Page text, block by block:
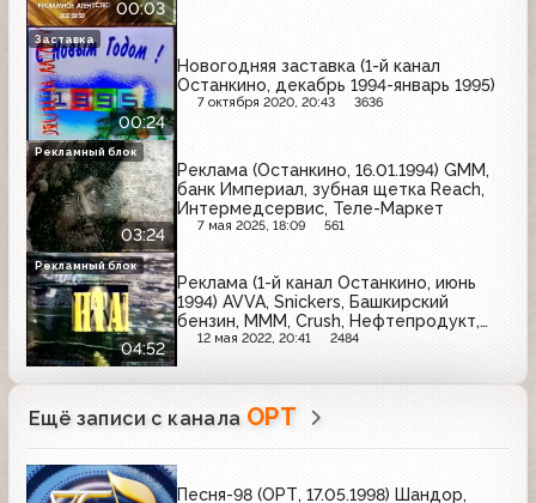
00:03
00:24
Новогодняя заставка (1-й канал
Останкино, декабрь 1994-январь 1995)
7 октября 2020, 20:43 3636
Заставка
03:24
Реклама (Останкино, 16.01.1994) GMM,
банк Империал, зубная щетка Reach,
Интермедсервис, Теле-Маркет
7 мая 2025, 18:09 561
Рекламный блок
04:52
Реклама (1-й канал Останкино, июнь
1994) AVVA, Snickers, Башкирский
бензин, МММ, Crush, Нефтепродукт,
Автодвигатель-94, PremierSV
12 мая 2022, 20:41 2484
Рекламный блок
Ещё записи с канала ОРТ
Песня-98 (ОРТ, 17.05.1998) Шандор,